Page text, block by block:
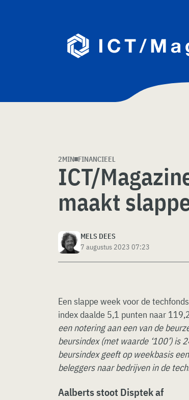
2MIN FINANCIEEL
ICT/
maakt
MELS DEES
7 augustus 2023 07:23
Een slappe week voor de
index daalde 5,1 punten naar
een notering aan een van de
beursindex (met waarde ‘100’) is
beursindex geeft op weekbasis
beleggers naar bedrijven in de
Aalberts stoot Disptek af